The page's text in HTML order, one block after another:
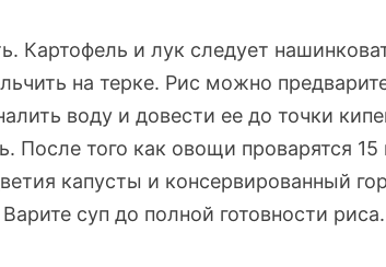
и лук следует
на терке. Рис можно
воду и довести ее до точки
После того как овощи проварятся 15
капусты и консервированный
суп до полной готовности